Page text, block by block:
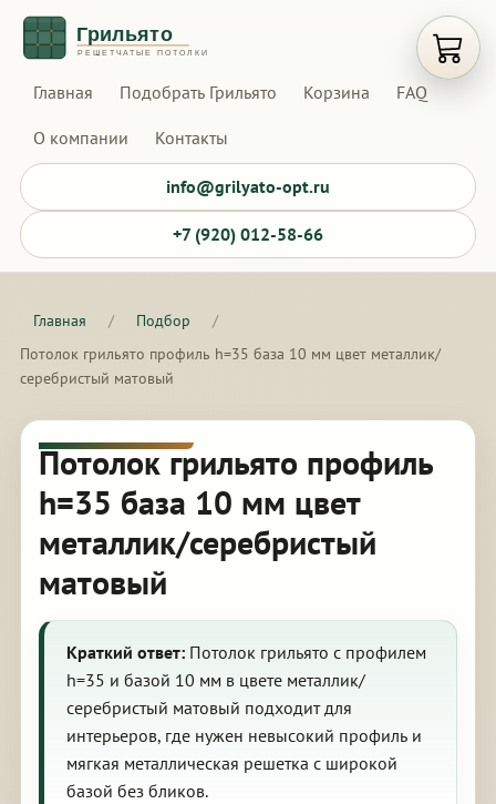
Главная Подобрать Грильято Корзина FAQ
О компании Контакты
info@grilyato-opt.ru
+7 (920) 012-58-66
Главная / Подбор
/
Потолок грильято профиль h=35 база 10 мм цвет металлик/
серебристый матовый
Потолок грильято профиль
h=35 база 10 мм цвет
металлик/серебристый
матовый
Краткий ответ:Потолок грильято с профилем
h=35 и базой 10 мм в цвете металлик/
серебристый матовый подходит для
интерьеров, где нужен невысокий профиль и
мягкая металлическая решетка с широкой
базой без бликов.